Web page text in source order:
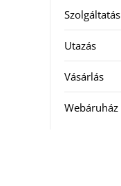
Szolgáltatás
Utazás
Vásárlás
Webáruház